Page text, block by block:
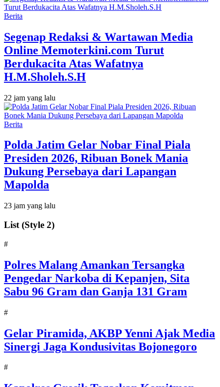
Berita
Segenap Redaksi & Wartawan Media
Online Memoterkini.com Turut
Berdukacita Atas Wafatnya
H.M.Sholeh.S.H
22 jam yang lalu
Berita
Polda Jatim Gelar Nobar Final Piala
Presiden 2026, Ribuan Bonek Mania
Dukung Persebaya dari Lapangan
Mapolda
23 jam yang lalu
List (Style 2)
#
Polres Malang Amankan Tersangka
Pengedar Narkoba di Kepanjen, Sita
Sabu 96 Gram dan Ganja 131 Gram
#
Gelar Piramida, AKBP Yenni Ajak Media
Sinergi Jaga Kondusivitas Bojonegoro
#